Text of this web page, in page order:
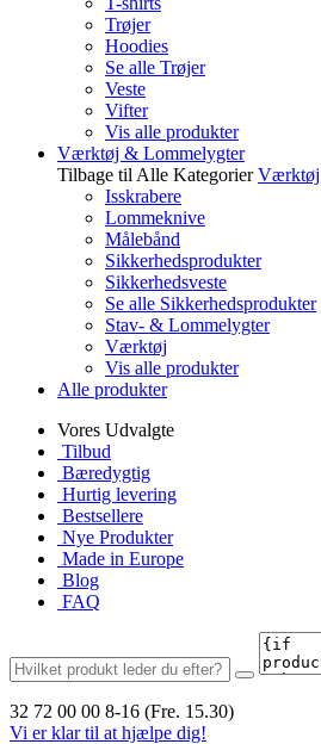
Trøjer
Hoodies
Se alle Trøjer
Veste
Vifter
Vis alle produkter
Værktøj & Lommelygter
Tilbage til Alle Kategorier Værktøj
Isskrabere
Lommeknive
Målebånd
Sikkerhedsprodukter
Sikkerhedsveste
Se alle Sikkerhedsprodukter
Stav- & Lommelygter
Værktøj
Vis alle produkter
Alle produkter
Vores Udvalgte
Tilbud
Bæredygtig
Hurtig levering
Bestsellere
Nye Produkter
Made in Europe
Blog
FAQ
32 72 00 00 8-16 (Fre. 15.30)
Vi er klar til at hjælpe dig!